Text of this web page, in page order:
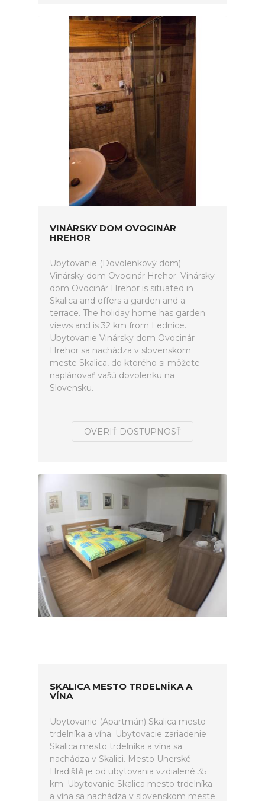
VINÁRSKY DOM OVOCINÁR
HREHOR
Ubytovanie (Dovolenkový dom)
Vinársky dom Ovocinár Hrehor. Vinársky
dom Ovocinár Hrehor is situated in
Skalica and offers a garden and a
terrace. The holiday home has garden
views and is 32 km from Lednice.
Ubytovanie Vinársky dom Ovocinár
Hrehor sa nachádza v slovenskom
meste Skalica, do ktorého si môžete
naplánovať vašú dovolenku na
Slovensku.
OVERIŤ DOSTUPNOSŤ
SKALICA MESTO TRDELNÍKA A
VÍNA
Ubytovanie (Apartmán) Skalica mesto
trdelníka a vína. Ubytovacie zariadenie
Skalica mesto trdelníka a vína sa
nachádza v Skalici. Mesto Uherské
Hradiště je od ubytovania vzdialené 35
km. Ubytovanie Skalica mesto trdelníka
a vína sa nachádza v slovenskom meste